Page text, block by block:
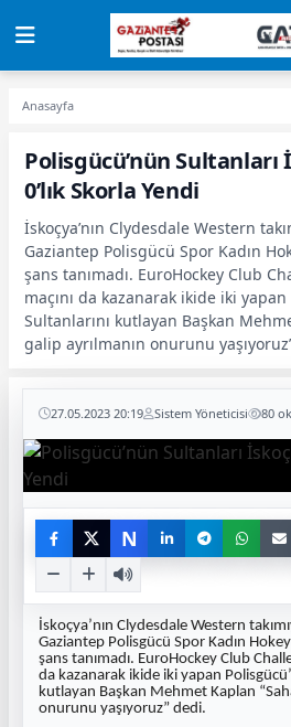
Anasayfa
Polisgücü’nün Sultanları
0’lık Skorla Yendi
İskoçya’nın Clydesdale Western
Gaziantep Polisgücü Spor Kadın
şans tanımadı. EuroHockey Club
maçını da kazanarak ikide iki yapan
Sultanlarını kutlayan Başkan
galip ayrılmanın onurunu
27.05.2023 20:19 Sistem Yöneticisi 80
N
İskoçya’nın Clydesdale Western
Gaziantep Polisgücü Spor Kadın
şans tanımadı. EuroHockey Club
da kazanarak ikide iki yapan
kutlayan Başkan Mehmet Kaplan
onurunu yaşıyoruz” dedi.